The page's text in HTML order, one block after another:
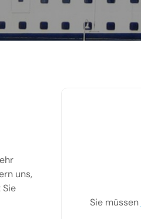
uns,
Sie müssen